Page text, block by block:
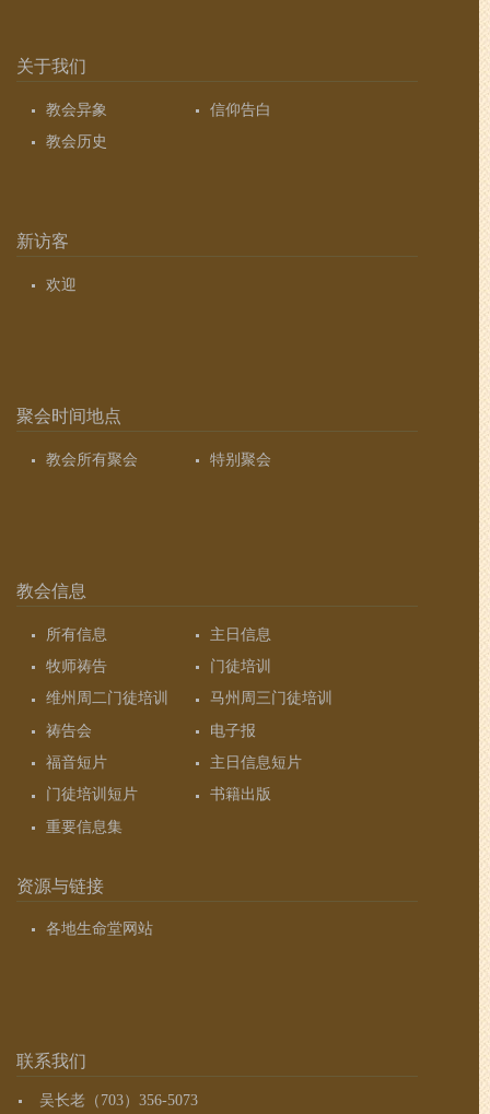
关于我们
教会异象
信仰告白
教会历史
新访客
欢迎
聚会时间地点
教会所有聚会 特别聚会
教会信息
所有信息
主日信息
牧师祷告
门徒培训
维州周二门徒培训
马州周三门徒培训
祷告会
电子报
福音短片
主日信息短片
门徒培训短片
书籍出版
重要信息集
资源与链接
各地生命堂网站
联系我们
吴长老（703）356-5073